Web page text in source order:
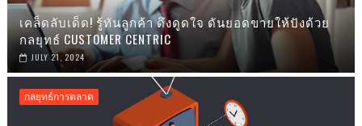
เคล็ดลับเด็ด! รู้ทันลูกค้า ดึงดูดใจ ดันยอดขายให้ปังด้วย
กลยุทธ์ CUSTOMER CENTRIC
JULY 21, 2024
กลยุทธ์การตลาด